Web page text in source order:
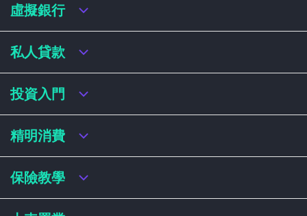
虛擬銀行
虛擬銀行迎新優惠
虛擬銀行存款利率比較
虛擬銀行銀扣賬卡 / 信用卡
虛擬銀行貸款
私人貸款
私人貸款年利率比較
網上即批貸款
結餘轉戶
稅務貸款
財務公司貸款
投資入門
港股戶口收費及迎新優惠
基金平台比較
買加密貨幣教學
精明消費
網購信用卡
飛行里數信用卡
保險教學
買保險基本概念